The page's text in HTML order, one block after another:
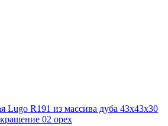
Lugo R191 из массива дуба 43х43х30
02 орех